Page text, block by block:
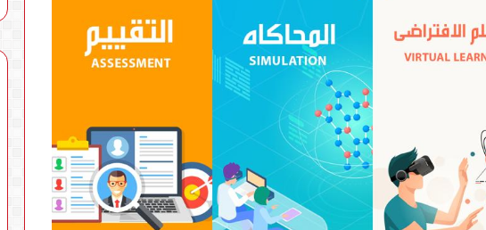
محطات شحن بقدرة 180 كيلوواط: راية
معارض
فنية
في
«سينما
6 أغسطس، 2026